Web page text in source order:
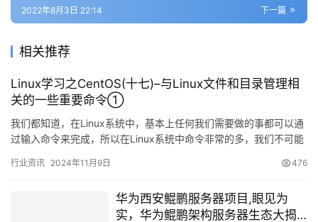
下一篇
2022年8月3日 22:14
相关推荐
Linux学习之CentOS(十七)–与Linux文件和目录管理相
关的一些重要命令①
我们都知道，在Linux系统中，基本上任何我们需要做的事都可以通
过输入命令来完成，所以在Linux系统中命令非常的多，我们不可能
行业资讯 2024年11月9日 476
华为西安鲲鹏服务器项目,眼见为
实，华为鲲鹏架构服务器生态大揭